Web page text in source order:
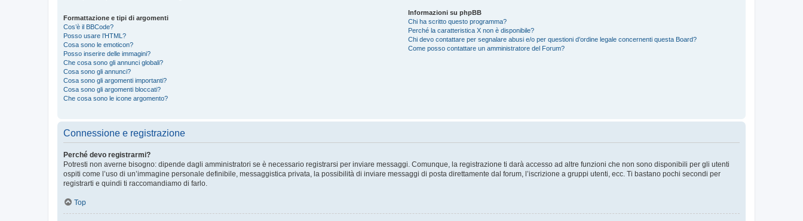
Formattazione e tipi di argomenti
Cos’è il BBCode?
Posso usare l’HTML?
Cosa sono le emoticon?
Posso inserire delle immagini?
Che cosa sono gli annunci globali?
Cosa sono gli annunci?
Cosa sono gli argomenti importanti?
Cosa sono gli argomenti bloccati?
Che cosa sono le icone argomento?
Informazioni su phpBB
Chi ha scritto questo programma?
Perché la caratteristica X non è disponibile?
Chi devo contattare per segnalare abusi e/o per questioni d’ordine legale concernenti questa Board?
Come posso contattare un amministratore del Forum?
Connessione e registrazione
Perché devo registrarmi?
Potresti non averne bisogno: dipende dagli amministratori se è necessario registrarsi per inviare messaggi. Comunque, la registrazione ti darà accesso ad altre funzioni che non sono disponibili per gli utenti
ospiti come l’uso di un’immagine personale definibile, messaggistica privata, la possibilità di inviare messaggi di posta direttamente dal forum, l’iscrizione a gruppi utenti, ecc. Ti bastano pochi secondi per
registrarti e quindi ti raccomandiamo di farlo.
Top